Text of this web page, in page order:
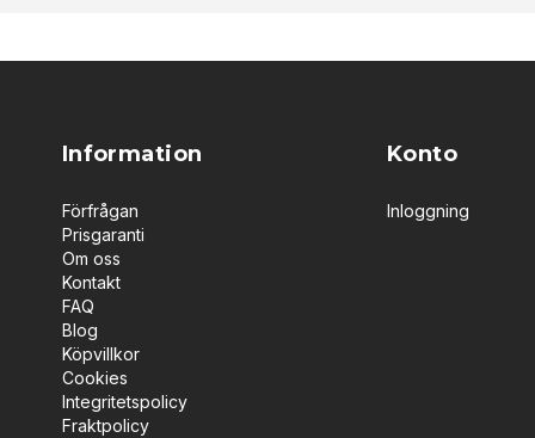
Information
Förfrågan
Prisgaranti
Om oss
Kontakt
FAQ
Blog
Köpvillkor
Cookies
Integritetspolicy
Fraktpolicy
Konto
Inloggning